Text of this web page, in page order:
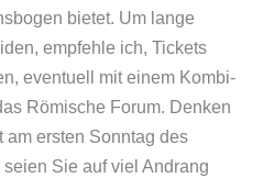
bietet. Um lange
empfehle ich, Tickets
eventuell mit einem Kombi-
Römische Forum. Denken
am ersten Sonntag des
Sie auf viel Andrang